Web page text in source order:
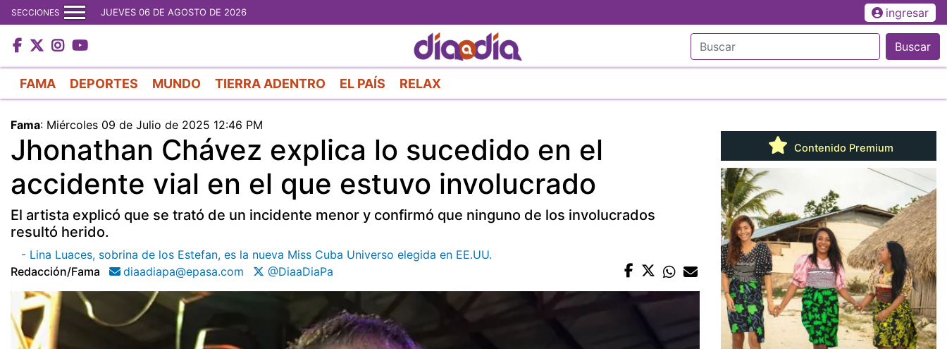
al
contenido
principal
SECCIONES JUEVES 06 DE AGOSTO DE 2026 ingresar
Buscar
FAMA DEPORTES MUNDO TIERRA ADENTRO EL PAÍS RELAX
Fama: Miércoles 09 de Julio de 2025 12:46 PM
Jhonathan Chávez explica lo sucedido en el
accidente vial en el que estuvo involucrado
El artista explicó que se trató de un incidente menor y confirmó que ninguno de los involucrados
resultó herido.
- Lina Luaces, sobrina de los Estefan, es la nueva Miss Cuba Universo elegida en EE.UU.
Redacción/fama
diaadiapa@epasa.com @DiaaDiaPa
Contenido Premium